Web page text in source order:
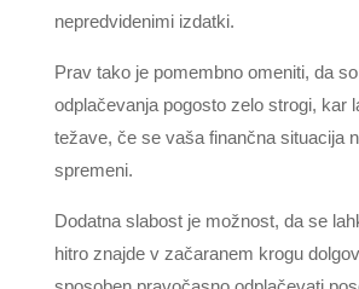
nepredvidenimi izdatki.
Prav tako je pomembno omeniti, da
odplačevanja pogosto zelo strogi, kar
težave, če se vaša finančna situacija
spremeni.
Dodatna slabost je možnost, da se
hitro znajde v začaranem krogu